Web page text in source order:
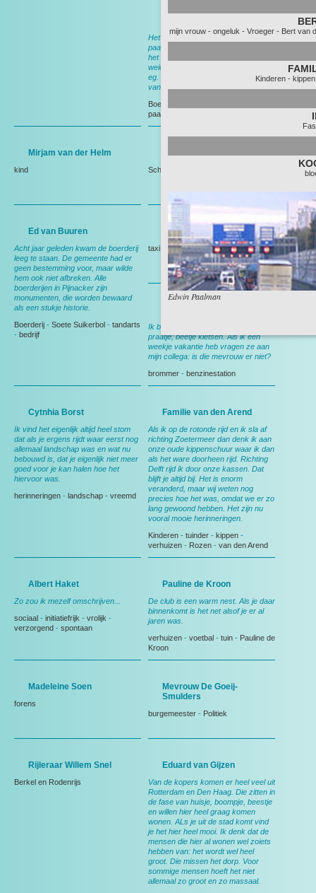
Edwin Paalman
mijn vrouw- ongeluk - Vroeger- Bert van
Kinderen- kippen
Het meeste werk werd nog met het
paard gedaan. In het voorjaar werd
het land klaargemaakt voor het
weideseizoen. Met het paard voor de
eg. Ik liep er naast en zocht nestjes
van weidevogels.
Boerderij
paarden
Mirjam van der Helm
kind Schaap
Ed van Buuren
Acht jaar geleden kwam de boerderij
leeg te staan. De gemeente had er
geen bestemming voor, maar wilde
hem ook niet afbreken. Alle
boerderijen in Pijnacker zijn
monumenten, die worden bewaard
als een stukje historie.
Boerderij - Soete Suikerbol - tandarts
- bedrijf
Jasper Vermeer
taxi
Ik ben altijd vrolijk, maak graag een
praatje; beetje kletsen. Als ik een
weekje vakantie heb vragen ze aan
mijn collega: is die mevrouw er niet?
brommer - benzinestation
Cytnhia Borst
Ik vind het eigenlijk altijd heel stom
dat als je ergens rijdt waar eerst nog
allemaal landschap was en wat nu
bebouwd is, dat je eigenlijk niet meer
goed voor je kan halen hoe het
hiervoor was.
herinneringen - landschap - vreemd
Familie van den Arend
Als ik op de rotonde rijd en ik sla af
richting Zoetermeer dan denk ik aan
onze oude kippenschuur waar ik dan
als het ware doorheen rijd. Richting
Delft rijd ik door onze kassen. Dat
blijft je altijd bij. Het is enorm
veranderd, maar wij weten nog
precies hoe het was, omdat we er zo
lang gewoond hebben. Het zijn nu
vooral mooie herinneringen.
Kinderen - tuinder - kippen -
verhuizen - Rozen - van den Arend
Albert Haket
Zo zou ik mezelf omschrijven...
sociaal - initiatiefrijk - vrolijk -
verzorgend - spontaan
Pauline de Kroon
De club is een warm nest. Als je daar
binnenkomt is het net alsof je er al
jaren was.
verhuizen - voetbal - tuin - Pauline de
Kroon
Madeleine Soen
forens
Mevrouw De Goeij-
Smulders
burgemeester - Politiek
Rijleraar Willem Snel
Berkel en Rodenrijs
Eduard van Gijzen
Van de kopers komen er heel veel uit
Rotterdam en Den Haag. Die zitten in
de fase van huisje, boompje, beestje
en willen hier heel graag komen
wonen. ALs je uit de stad komt vind
je het hier heel mooi. Ik denk dat de
mensen die hier al wonen wel zoiets
hebben van: het wordt wel heel
groot. Die missen het dorp. Voor
sommige mensen hoeft het niet
allemaal zo groot en zo massaal.